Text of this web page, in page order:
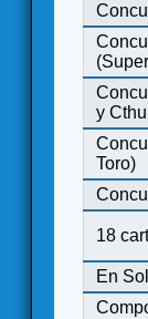
y
Toro)
18
En